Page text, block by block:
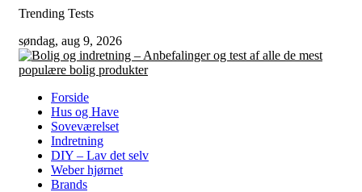
Skip
content
Trending Tests
søndag, aug 9, 2026
Forside
Hus og Have
Soveværelset
Indretning
DIY – Lav det selv
Weber hjørnet
Brands